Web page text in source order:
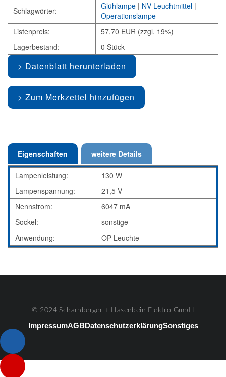
Schlagwörter: Glühlampe | NV-Leuchtmittel |
Operationslampe
Listenpreis:
57,70 EUR (zzgl. 19%)
Lagerbestand:
0 Stück
Datenblatt herunterladen
Zum Merkzettel hinzufügen
Eigenschaften weitere Details
Lampenleistung:
130 W
Lampenspannung:
21,5 V
Nennstrom:
6047 mA
Sockel:
sonstige
Anwendung:
OP-Leuchte
© 2024 Scharnberger + Hasenbein Elektro GmbH
ImpressumAGBDatenschutzerklärungSonstiges
Listenelement #1